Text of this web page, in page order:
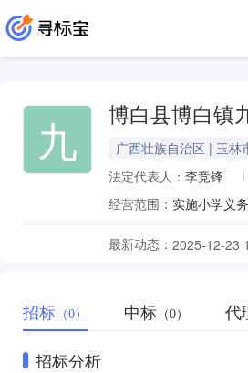
九 博白县博白镇
广西壮族自治区 | 玉林
法定代表人： 李竞锋
经营范围： 实施小学义
最新动态： 2025-12-23
招标 （0） 中标 （0） 代
招标分析